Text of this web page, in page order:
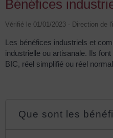
Bénéfices
Vérifié le 01/01/2023 - Direction de
Les bénéfices industriels et
industrielle ou artisanale. Ils
BIC, réel simplifié ou réel
Que sont les